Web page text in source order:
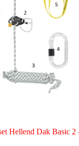
Hellend Dak Basic 2